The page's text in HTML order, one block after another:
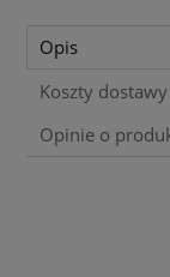
Opis
Koszty dostawy
Cena nie
Opinie o